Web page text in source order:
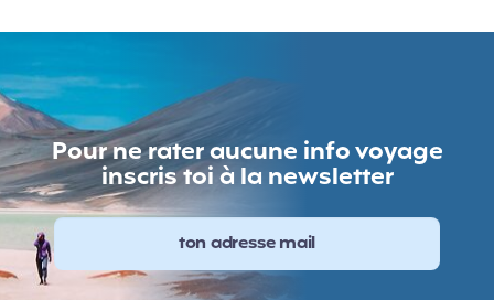
Pour ne rater aucune info voyage
inscris toi à la newsletter